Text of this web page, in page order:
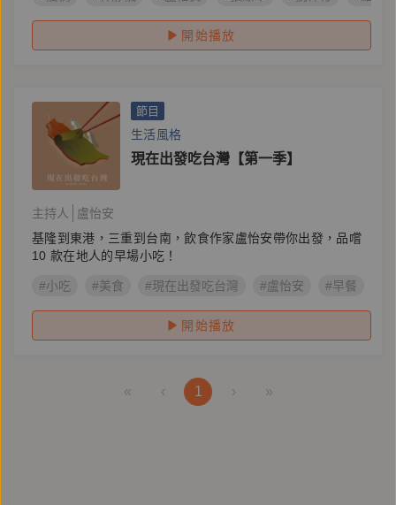
開始播放
節目
生活風格
現在出發吃台灣【第一季】
主持人
盧怡安
基隆到東港，三重到台南，飲食作家盧怡安帶你出發，品嚐
10 款在地人的早場小吃！
#小吃 #美食 #現在出發吃台灣 #盧怡安 #早餐
開始播放
« ‹ 1 › »